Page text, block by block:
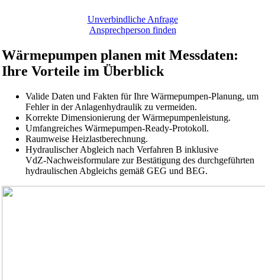
Unverbindliche Anfrage
Ansprechperson finden
Wärmepumpen planen mit Messdaten:
Ihre Vorteile im Überblick
Valide Daten und Fakten für Ihre Wärmepumpen-Planung, um
Fehler in der Anlagenhydraulik zu vermeiden.
Korrekte Dimensionierung der Wärmepumpenleistung.
Umfangreiches Wärmepumpen-Ready-Protokoll.
Raumweise Heizlastberechnung.
Hydraulischer Abgleich nach Verfahren B inklusive
VdZ-Nachweisformulare zur Bestätigung des durchgeführten
hydraulischen Abgleichs gemäß GEG und BEG.